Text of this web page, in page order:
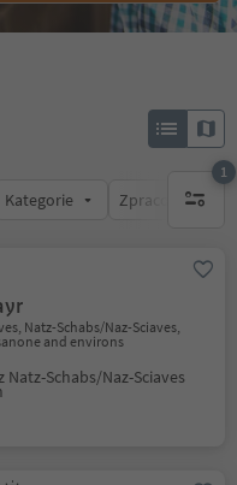
Kategorie Zpracovává
1
1
Natz-Schabs/Naz-Sciaves,
and environs
Natz-Schabs/Naz-Sciaves